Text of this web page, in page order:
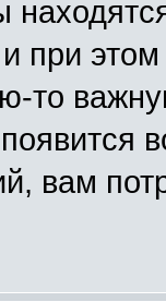
при
то
вам